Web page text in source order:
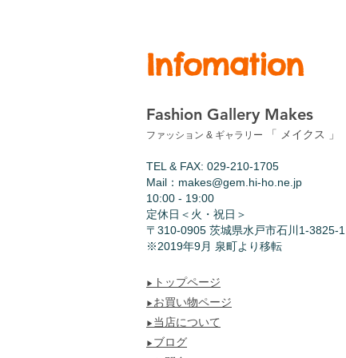
Infomation
Fashion Gallery Makes
ファッション & ギャラリー 「 メイクス 」
TEL & FAX: 029-210-1705
Mail： makes@gem.hi-ho.ne.jp
10:00 - 19:00
​定休日＜火・祝日＞
〒310-0905 茨城県水戸市石川1-3825-1
​※2019年9月 泉町より移転
▶︎ トップページ
▶︎ お買い物ページ
▶︎ 当店について
▶︎ ブログ